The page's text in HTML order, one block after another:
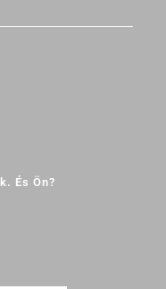
És Ön?